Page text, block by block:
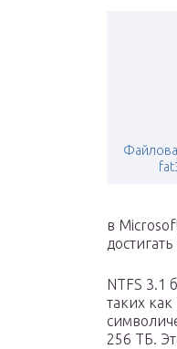
в
NTFS 3.1
таких
256 ТБ.